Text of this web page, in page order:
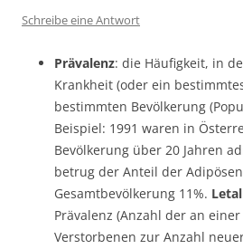
Schreibe eine Antwort
Prävalenz: die Häufigkeit, in
Krankheit (oder ein
bestimmten Bevölkerung
Beispiel: 1991 waren in
Bevölkerung über 20 Jahren
betrug der Anteil der
Gesamtbevölkerung 11%.
Prävalenz (Anzahl der an
Verstorbenen zur Anzahl